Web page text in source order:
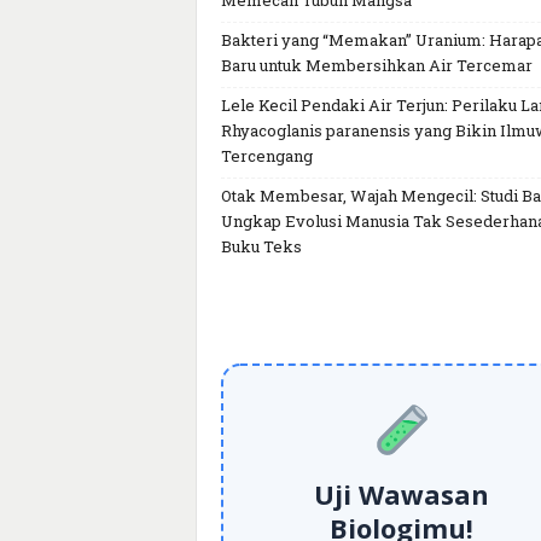
Bakteri yang “Memakan” Uranium:
Baru untuk Membersihkan Air Tercemar
Lele Kecil Pendaki Air Terjun: Perilaku
Rhyacoglanis paranensis yang Bikin
Tercengang
Otak Membesar, Wajah Mengecil: Studi
Ungkap Evolusi Manusia Tak
Buku Teks
Uji Wawasan
Biologimu!